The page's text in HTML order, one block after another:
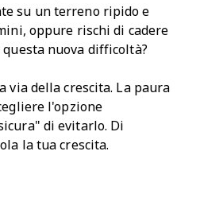
su un terreno ripido e
oppure rischi di cadere
nuova difficoltà?
via della crescita. La paura
l'opzione
di evitarlo. Di
la tua crescita.